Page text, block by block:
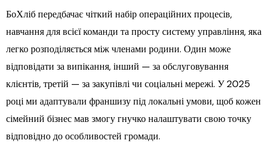
БоХліб передбачає чіткий набір операційних процесів,
навчання для всієї команди та просту систему управління, яка
легко розподіляється між членами родини. Один може
відповідати за випікання, інший — за обслуговування
клієнтів, третій — за закупівлі чи соціальні мережі. У 2025
році ми адаптували франшизу під локальні умови, щоб кожен
сімейний бізнес мав змогу гнучко налаштувати свою точку
відповідно до особливостей громади.